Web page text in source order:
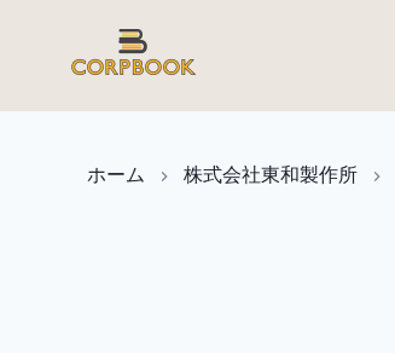
ホーム 株式会社東和製作所